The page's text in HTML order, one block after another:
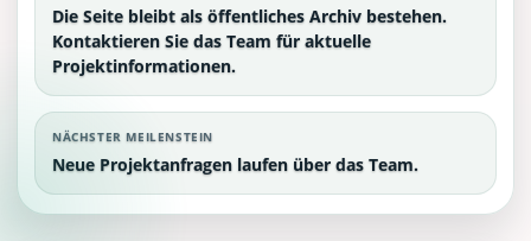
Die Seite bleibt als öffentliches Archiv bestehen.
Kontaktieren Sie das Team für aktuelle
Projektinformationen.
NÄCHSTER MEILENSTEIN
Neue Projektanfragen laufen über das Team.